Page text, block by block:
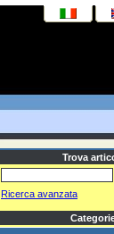
Trova
Ricerca avanzata